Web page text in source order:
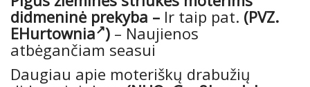
didmeninė prekyba – Ir taip pat. (PVZ.
EHurtownia ) – Naujienos
atbėgančiam seasui
Daugiau apie moteriškų drabužių